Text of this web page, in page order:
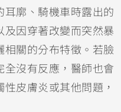
耳廓、騎機車時露出的
及因穿著改變而突然暴
相關的分布特徵。若臉
全沒有反應，醫師也會
性皮膚炎 或其他問題，